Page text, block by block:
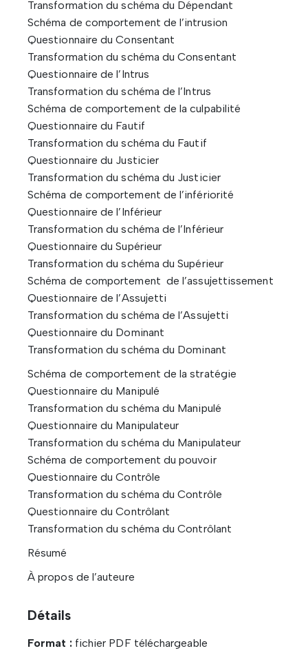
Transformation du schéma du Dépendant
Schéma de comportement de l’intrusion
Questionnaire du Consentant
Transformation du schéma du Consentant
Questionnaire de l’Intrus
Transformation du schéma de l’Intrus
Schéma de comportement de la culpabilité
Questionnaire du Fautif
Transformation du schéma du Fautif
Questionnaire du Justicier
Transformation du schéma du Justicier
Schéma de comportement de l’infériorité
Questionnaire de l’Inférieur
Transformation du schéma de l’Inférieur
Questionnaire du Supérieur
Transformation du schéma du Supérieur
Schéma de comportement de l’assujettissement
Questionnaire de l’Assujetti
Transformation du schéma de l’Assujetti
Questionnaire du Dominant
Transformation du schéma du Dominant
Schéma de comportement de la stratégie
Questionnaire du Manipulé
Transformation du schéma du Manipulé
Questionnaire du Manipulateur
Transformation du schéma du Manipulateur
Schéma de comportement du pouvoir
Questionnaire du Contrôle
Transformation du schéma du Contrôle
Questionnaire du Contrôlant
Transformation du schéma du Contrôlant
Résumé
À propos de l’auteure
Détails
Format :fichier PDF téléchargeable